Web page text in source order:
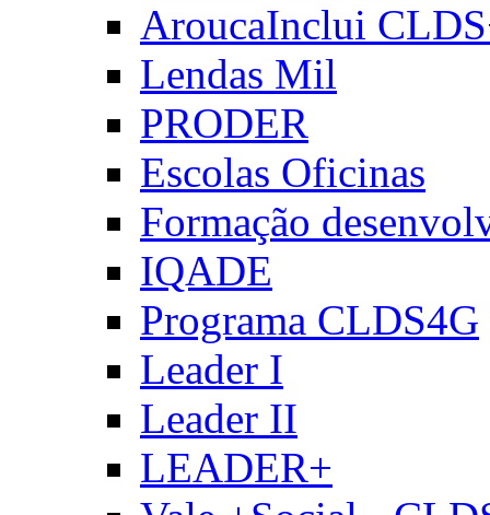
AroucaInclui
Lendas Mil
PRODER
Escolas Oficinas
Formação
IQADE
Programa CLDS4G
Leader I
Leader II
LEADER+